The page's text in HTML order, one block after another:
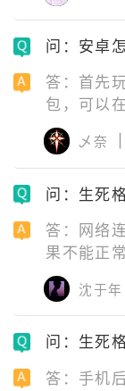
络切换为
服务器维
装。
问：安卓
答：首先
包，可以
索生死格
载一个游
络情况最
始游戏就
乄奈
问：生死
答：网络
果不能正
务器正在
装包错误
去官网下
沈于年
问：生死
答：手机